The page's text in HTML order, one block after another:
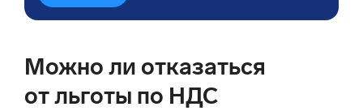
Можно ли отказаться
от льготы по НДС